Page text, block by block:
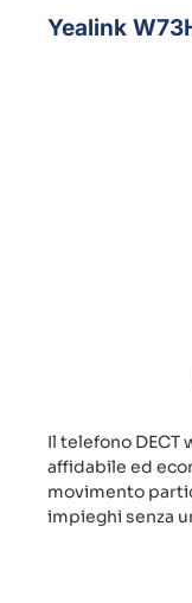
Yealink
Il telefono DECT
affidabile ed
movimento
impieghi senza